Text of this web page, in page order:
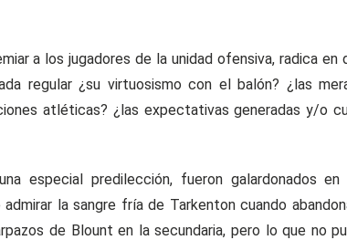
a los jugadores de la unidad ofensiva, radica en
regular ¿su virtuosismo con el balón? ¿las
atléticas? ¿las expectativas generadas y/o
especial predilección, fueron galardonados
la sangre fría de Tarkenton cuando
de Blount en la secundaria, pero lo que no